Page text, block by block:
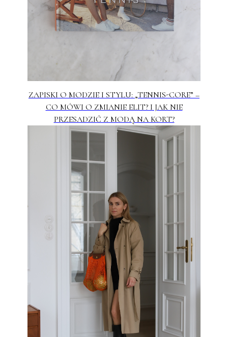
ZAPISKI O MODZIE I STYLU: „TENNIS-CORE” –
CO MÓWI O ZMIANIE ELIT? I JAK NIE
PRZESADZIĆ Z MODĄ NA KORT?